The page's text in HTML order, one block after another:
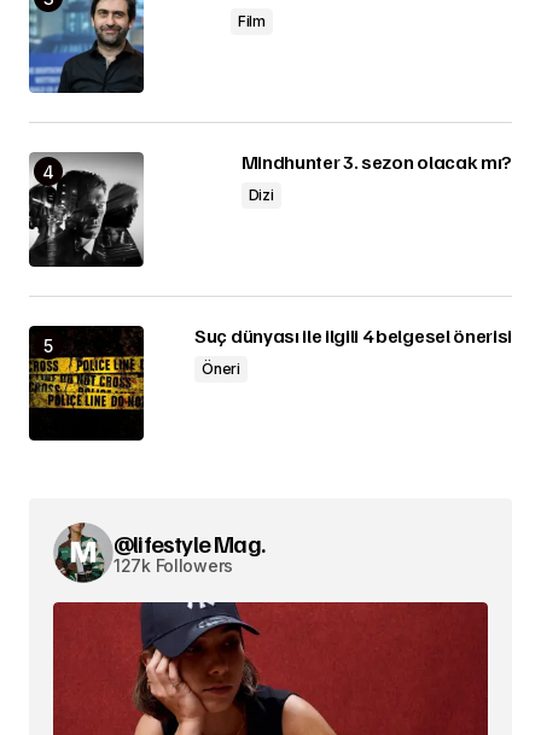
Film
Mindhunter 3. sezon olacak mı?
Dizi
Suç dünyası ile ilgili 4 belgesel önerisi
Öneri
@lifestyle Mag.
127k Followers